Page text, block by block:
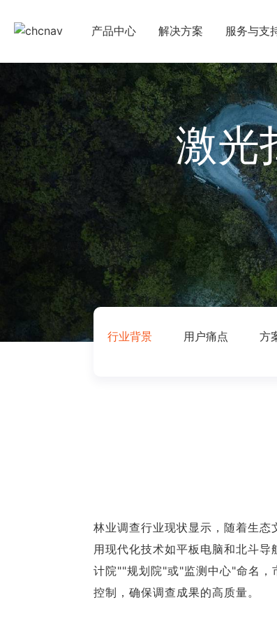
产品中心 解决方案 服务与支
下载中心
教学视频
服务支持
售前问答
行业无忧
帮助中心
激光
行业背景 用户痛点 方
林业调查行业现状显示，随着生
用现代化技术如平板电脑和北斗
计院""规划院"或"监测中心"命名，
控制，确保调查成果的高质量。